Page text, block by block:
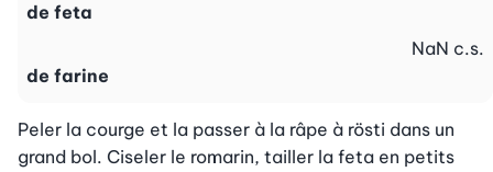
de feta
de farine
NaN c.s.
Peler la courge et la passer à la râpe à rösti dans un
grand bol. Ciseler le romarin, tailler la feta en petits